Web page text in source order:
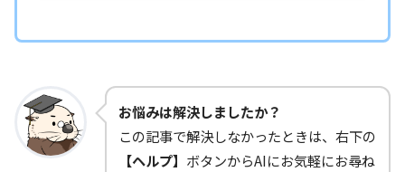
お悩みは解決しましたか？
この記事で解決しなかったときは、右下の
【ヘルプ】 ボタンからAIにお気軽にお尋ね